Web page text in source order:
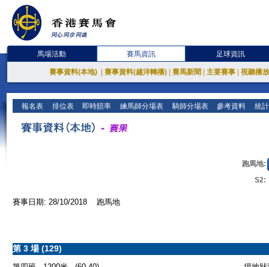
馬場活動 賽馬資訊 足球資訊
賽事資料(本地) 賽事資料(越洋轉播) 賽馬新聞 主要賽事 視聽播
報名表 排位表 即時賠率 練馬師分場表 騎師分場表 參考資料 統
跑馬地:
S2:
賽事日期: 28/10/2018 跑馬地
第 3 場 (129)